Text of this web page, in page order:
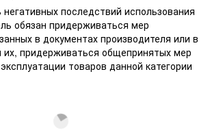
последствий использования
обязан придерживаться мер
в документах производителя или в
их, придерживаться общепринятых мер
товаров данной категории